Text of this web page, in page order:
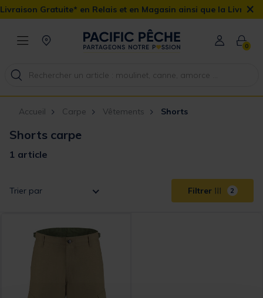
Gratuite* en Relais et en Magasin ainsi que la Livraison
×
0
Accueil Carpe Vêtements Shorts
Shorts carpe
1 article
Trier par Filtrer 2